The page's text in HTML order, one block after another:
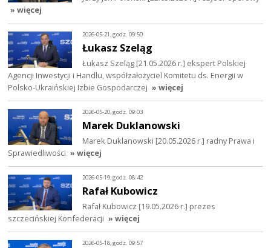
» więcej
2026-05-21, godz. 09:50
Łukasz Szeląg
Łukasz Szeląg [21.05.2026 r.] ekspert Polskiej
Agencji Inwestycji i Handlu, współzałożyciel Komitetu ds. Energii w
Polsko-Ukraińskiej Izbie Gospodarczej » więcej
2026-05-20, godz. 09:03
Marek Duklanowski
Marek Duklanowski [20.05.2026 r.] radny Prawa i
Sprawiedliwości » więcej
2026-05-19, godz. 08:42
Rafał Kubowicz
Rafał Kubowicz [19.05.2026 r.] prezes
szczecińskiej Konfederacji » więcej
2026-05-18, godz. 09:57